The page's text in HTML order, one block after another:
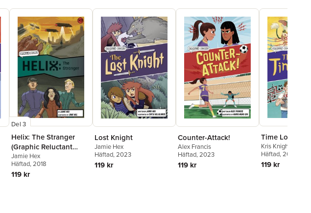
Del 3
Helix: The Stranger
(Graphic Reluctant
Reader)
Jamie Hex
Häftad, 2018
119 kr
Lost Knight
Jamie Hex
Häftad, 2023
119 kr
Counter-Attack!
Alex Francis
Häftad, 2023
119 kr
Time Loop
Kris Knight
Häftad, 2023
119 kr